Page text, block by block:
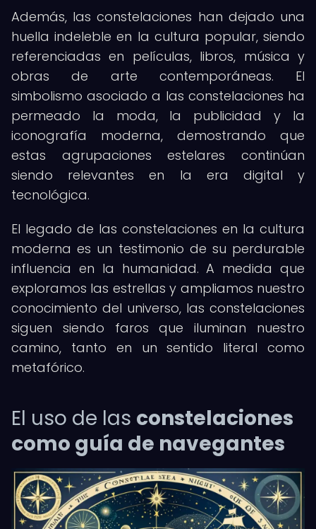
Además, las constelaciones han dejado una
huella indeleble en la cultura popular, siendo
referenciadas en películas, libros, música y
obras de arte contemporáneas. El
simbolismo asociado a las constelaciones ha
permeado la moda, la publicidad y la
iconografía moderna, demostrando que
estas agrupaciones estelares continúan
siendo relevantes en la era digital y
tecnológica.
El legado de las constelaciones en la cultura
moderna es un testimonio de su perdurable
influencia en la humanidad. A medida que
exploramos las estrellas y ampliamos nuestro
conocimiento del universo, las constelaciones
siguen siendo faros que iluminan nuestro
camino, tanto en un sentido literal como
metafórico.
El uso de las constelaciones
como guía de navegantes